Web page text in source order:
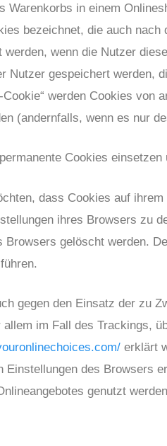
Warenkorbs in einem
bezeichnet, die auch
wenn die Nutzer
Nutzer gespeichert werden,
werden Cookies von
(andernfalls, wenn es nur
Cookies
dass Cookies auf
ihres Browsers zu
Browsers gelöscht werden.
gegen den Einsatz der zu
im Fall des Trackings,
erklärt
Einstellungen des Browsers
genutzt